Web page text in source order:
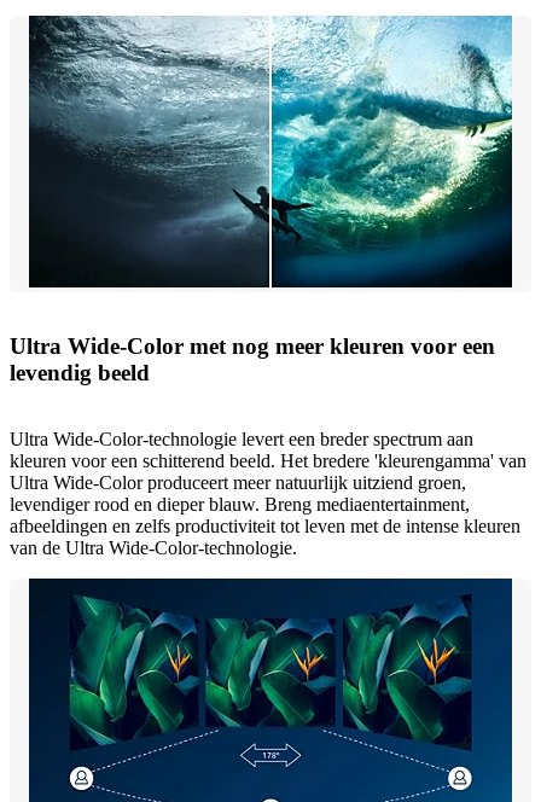
Ultra Wide-Color met nog meer kleuren voor een
levendig beeld
Ultra Wide-Color-technologie levert een breder spectrum aan
kleuren voor een schitterend beeld. Het bredere 'kleurengamma' van
Ultra Wide-Color produceert meer natuurlijk uitziend groen,
levendiger rood en dieper blauw. Breng mediaentertainment,
afbeeldingen en zelfs productiviteit tot leven met de intense kleuren
van de Ultra Wide-Color-technologie.